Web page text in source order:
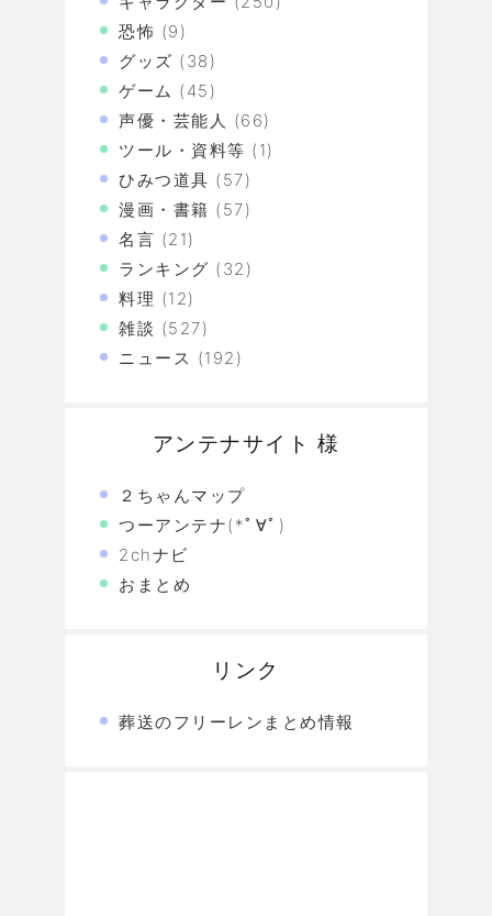
恐怖 (9)
グッズ (38)
ゲーム (45)
声優・芸能人 (66)
ツール・資料等 (1)
ひみつ道具 (57)
漫画・書籍 (57)
名言 (21)
ランキング (32)
料理 (12)
雑談 (527)
ニュース (192)
アンテナサイト 様
２ちゃんマップ
つーアンテナ(*ﾟ∀ﾟ)
2chナビ
おまとめ
リンク
葬送のフリーレンまとめ情報